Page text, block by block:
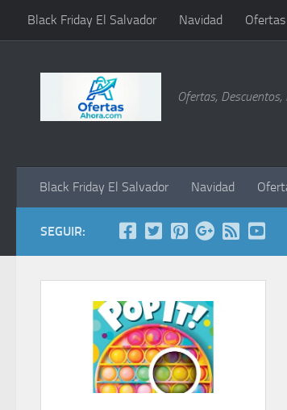
Saltar al contenido
Black Friday El Salvador Navidad
Ofertas,
Black Friday El Salvador Navidad
SEGUIR: